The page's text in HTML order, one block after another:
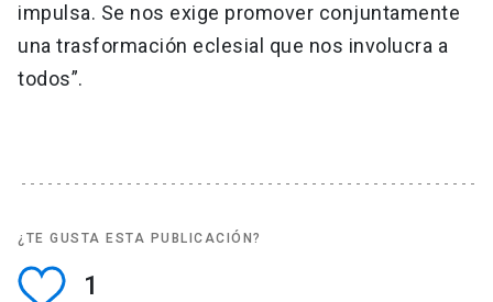
impulsa. Se nos exige promover conjuntamente
una trasformación eclesial que nos involucra a
todos”.
¿TE GUSTA ESTA PUBLICACIÓN?
1